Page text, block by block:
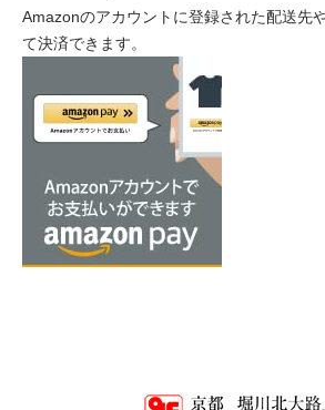
Amazonのアカウントに登録された配送先
て決済できます。